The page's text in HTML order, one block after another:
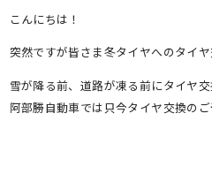
こんにちは！
突然ですが皆さま冬タイヤへのタイ
雪が降る前、道路が凍る前にタイヤ
阿部勝自動車では只今タイヤ交換の